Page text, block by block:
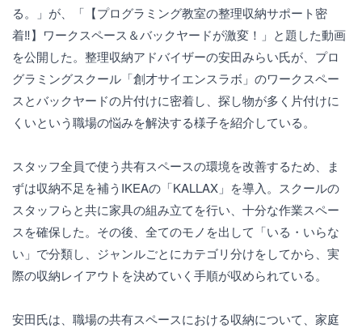
る。」が、「【プログラミング教室の整理収納サポート密
着‼️】ワークスペース＆バックヤードが激変！」と題した動画
を公開した。整理収納アドバイザーの安田みらい氏が、プロ
グラミングスクール「創才サイエンスラボ」のワークスペー
スとバックヤードの片付けに密着し、探し物が多く片付けに
くいという職場の悩みを解決する様子を紹介している。
スタッフ全員で使う共有スペースの環境を改善するため、ま
ずは収納不足を補うIKEAの「KALLAX」を導入。スクールの
スタッフらと共に家具の組み立てを行い、十分な作業スペー
スを確保した。その後、全てのモノを出して「いる・いらな
い」で分類し、ジャンルごとにカテゴリ分けをしてから、実
際の収納レイアウトを決めていく手順が収められている。
安田氏は、職場の共有スペースにおける収納について、家庭